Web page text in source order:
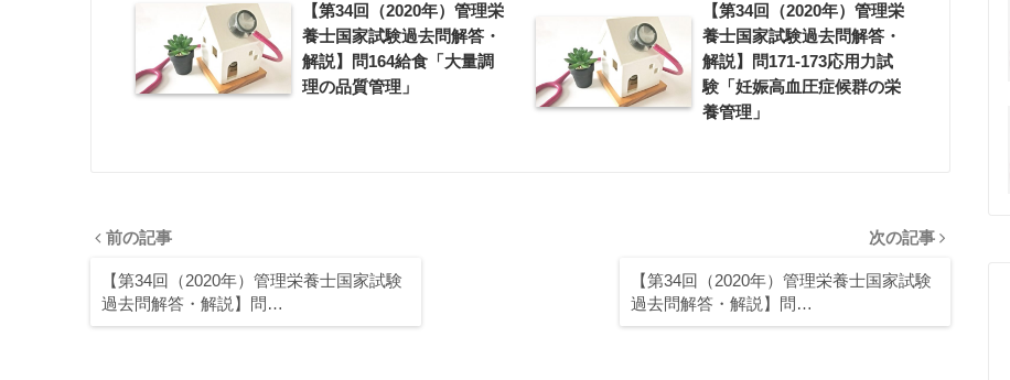
【第34回（2020年）管理栄
養士国家試験過去問解答・
解説】問164給食「大量調
理の品質管理」
【第34回（2020年）管理栄
養士国家試験過去問解答・
解説】問171-173応用力試
験「妊娠高血圧症候群の栄
養管理」
前の記事
【第34回（2020年）管理栄養士国家試験
過去問解答・解説】問…
次の記事
【第34回（2020年）管理栄養士国家試験
過去問解答・解説】問…